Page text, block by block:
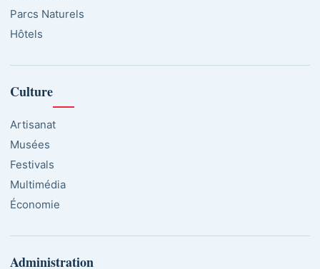
Parcs Naturels
Hôtels
Culture
Artisanat
Musées
Festivals
Multimédia
Économie
Administration